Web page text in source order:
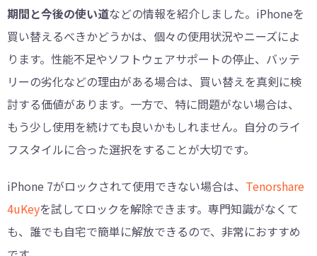
期間と今後の使い道などの情報を紹介しました。iPhoneを
買い替えるべきかどうかは、個々の使用状況やニーズによ
ります。性能不足やソフトウェアサポートの停止、バッテ
リーの劣化などの理由がある場合は、買い替えを真剣に検
討する価値があります。一方で、特に問題がない場合は、
もう少し使用を続けても良いかもしれません。自分のライ
フスタイルに合った選択をすることが大切です。
iPhone 7がロックされて使用できない場合は、 Tenorshare
4uKeyを試してロックを解除できます。専門知識がなくて
も、誰でも自宅で簡単に解放できるので、非常におすすめ